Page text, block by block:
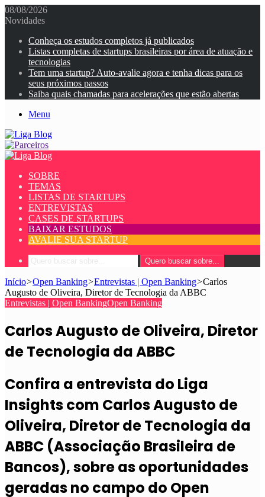
08/08/2026
Novidades
Conheça os estudos completos já publicados
Listas completas de startups brasileiras por área de atuação e
tecnologias
Tem uma startup? Auto-avalie agora e tenha dicas para os
seus próximos passos
Saiba quais chamadas para acelerações que estão abertas
Menu
SOBRE
TEMAS
LISTAS DE STARTUPS
ENTREVISTAS
CASES DE STARTUPS
BAIXAR ESTUDOS
AVALIE SUA STARTUP
Quero buscar sobre...
Início>Open Banking>Entrevistas | Open Banking>Carlos
Augusto de Oliveira, Diretor de Tecnologia da ABBC
Entrevistas | Open BankingOpen Banking
Carlos Augusto de Oliveira, Diretor
de Tecnologia da ABBC
Confira a entrevista do Liga
Insights com Carlos Augusto de
Oliveira, Diretor de Tecnologia da
ABBC (Associação Brasileira de
Bancos), sobre as oportunidades
geradas no campo do Open